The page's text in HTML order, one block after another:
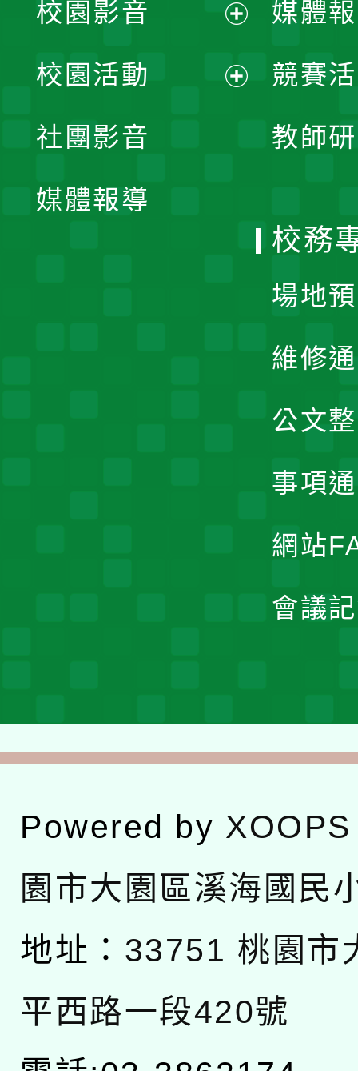
媒體
競賽
教師
校園影音
開
校園活動
社團影音
媒體報導
校務
場地
維修
公文
事項
網站
會議
Powered by XOOPS
園市大園區溪海國民
地址： 33751 桃園市
平西路一段420號